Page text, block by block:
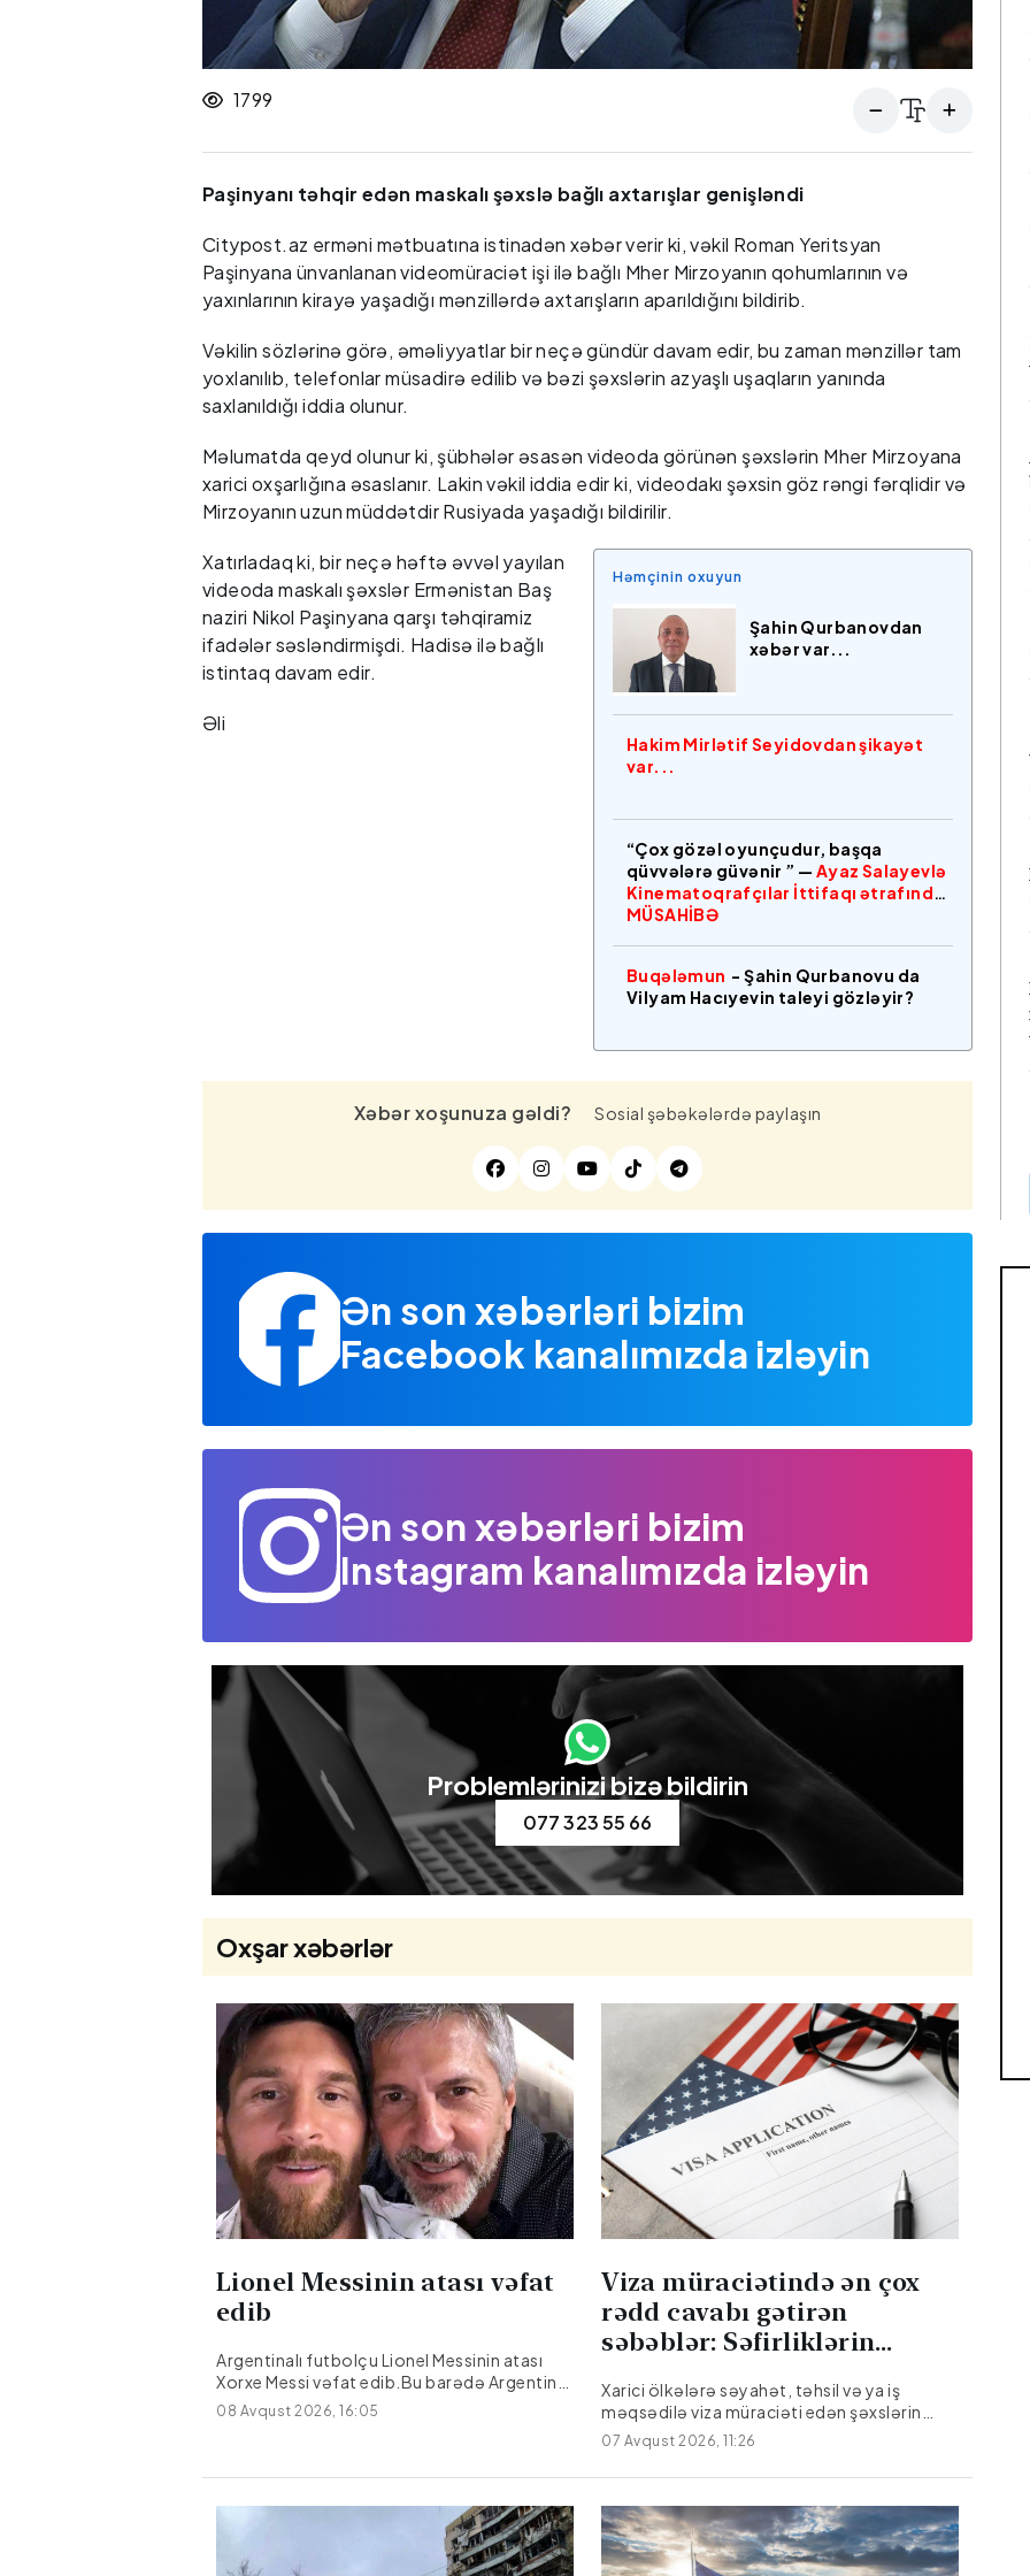
1799
Paşinyanı təhqir edən maskalı şəxslə bağlı axtarışlar genişləndi
Citypost.az erməni mətbuatına istinadən xəbər verir ki, vəkil Roman Yeritsyan
Paşinyana ünvanlanan videomüraciət işi ilə bağlı Mher Mirzoyanın qohumlarının və
yaxınlarının kirayə yaşadığı mənzillərdə axtarışların aparıldığını bildirib.
Vəkilin sözlərinə görə, əməliyyatlar bir neçə gündür davam edir, bu zaman mənzillər tam
yoxlanılıb, telefonlar müsadirə edilib və bəzi şəxslərin azyaşlı uşaqların yanında
saxlanıldığı iddia olunur.
Məlumatda qeyd olunur ki, şübhələr əsasən videoda görünən şəxslərin Mher Mirzoyana
xarici oxşarlığına əsaslanır. Lakin vəkil iddia edir ki, videodakı şəxsin göz rəngi fərqlidir və
Mirzoyanın uzun müddətdir Rusiyada yaşadığı bildirilir.
Həmçinin oxuyun
Şahin Qurbanovdan
xəbər var...
Hakim Mirlətif Seyidovdan şikayət
var...
“Çox gözəl oyunçudur, başqa
qüvvələrə güvənir ” — Ayaz Salayevlə
Kinematoqrafçılar İttifaqı ətrafında
MÜSAHİBƏ
Buqələmun - Şahin Qurbanovu da
Vilyam Hacıyevin taleyi gözləyir?
Xatırladaq ki, bir neçə həftə əvvəl yayılan
videoda maskalı şəxslər Ermənistan Baş
naziri Nikol Paşinyana qarşı təhqiramiz
ifadələr səsləndirmişdi. Hadisə ilə bağlı
istintaq davam edir.
Əli
Xəbər xoşunuza gəldi? Sosial şəbəkələrdə paylaşın
Ən son xəbərləri bizim
Facebook kanalımızda izləyin
Ən son xəbərləri bizim
Instagram kanalımızda izləyin
Problemlərinizi bizə bildirin
077 323 55 66
Oxşar xəbərlər
Lionel Messinin atası vəfat
edib
Argentinalı futbolçu Lionel Messinin atası
Xorxe Messi vəfat edib.Bu barədə Argentina
mediası məlumat yayıb.Xorxe Messi müalicə
olunduğu xəstəxanada 68 yaşında dünyasını
08 Avqust 2026, 16:05
Viza müraciətində ən çox
rədd cavabı gətirən
səbəblər: Səfirliklərin
çıxarışları
Xarici ölkələrə səyahət, təhsil və ya iş
məqsədilə viza müraciəti edən şəxslərin
qarşılaşdığı ən böyük maneələrdən biri
gözlənilmədən gələn rədd cavablarıdır.
Şengen zonası, Böyük Britaniya və ya ABŞ
konsulluqları müraciətləri
qiymətləndirərkən son dərəcə həssas
davranırlar. Səfirliklərin imtina qərarlarında
07 Avqust 2026, 11:26